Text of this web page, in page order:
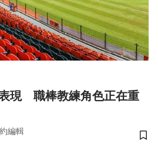
現 職棒教練角色正在重
編輯
儲